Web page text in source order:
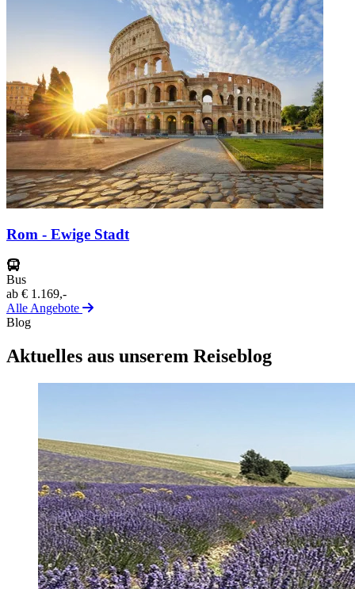
Rom - Ewige Stadt
Bus
ab € 1.169,-
Alle Angebote
Blog
Aktuelles aus unserem Reiseblog